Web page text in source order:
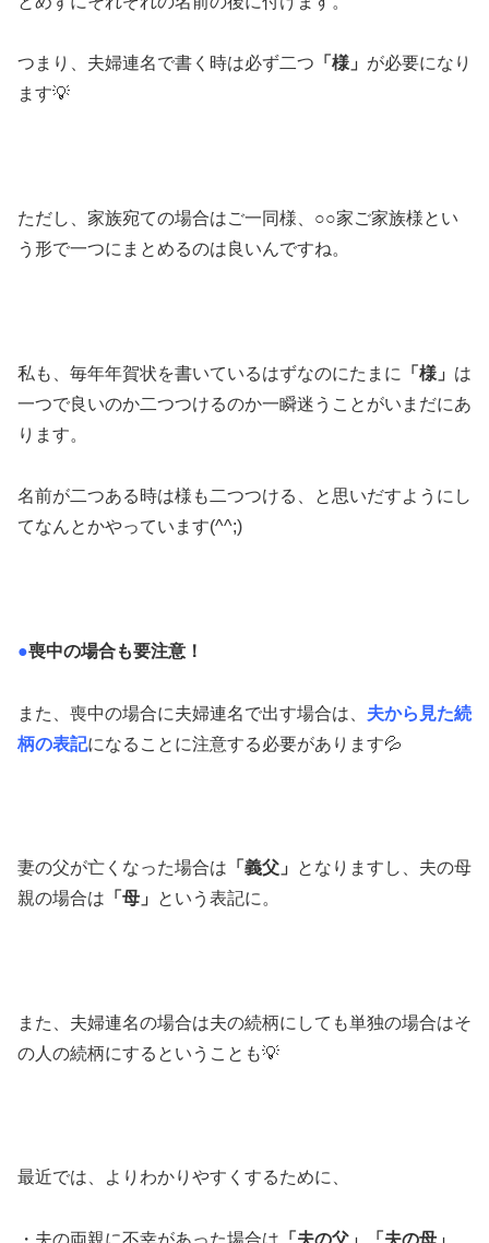
つまり、夫婦連名で書く時は必ず二つ 「様」 が必要になり
ます💡
ただし、家族宛ての場合はご一同様、○○家ご家族様とい
う形で一つにまとめるのは良いんですね。
私も、毎年年賀状を書いているはずなのにたまに 「様」 は
一つで良いのか二つつけるのか一瞬迷うことがいまだにあ
ります。
名前が二つある時は様も二つつける、と思いだすようにし
てなんとかやっています(^^;)
●喪中の場合も要注意！
また、喪中の場合に夫婦連名で出す場合は、 夫から見た続
柄の表記になることに注意する必要があります💦
妻の父が亡くなった場合は 「義父」
となりますし、夫の母
親の場合は 「母」 という表記に。
また、夫婦連名の場合は夫の続柄にしても単独の場合はそ
の人の続柄にするということも💡
最近では、よりわかりやすくするために、